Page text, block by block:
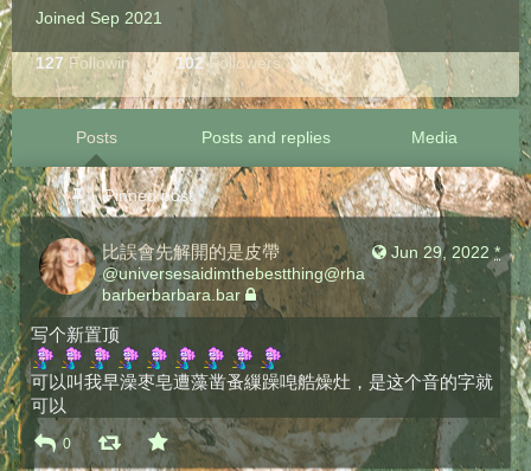
Joined Sep 2021
127 Following 102Followers
Posts Posts and replies Media
Pinned post
Jun 29, 2022 *
比誤會先解開的是皮帶
@universesaidimthebestthing@rha
barberbarbara.bar
写个新置顶
可以叫我早澡枣皂遭藻凿蚤繅躁唣艁燥灶，是这个音的字就
可以
0